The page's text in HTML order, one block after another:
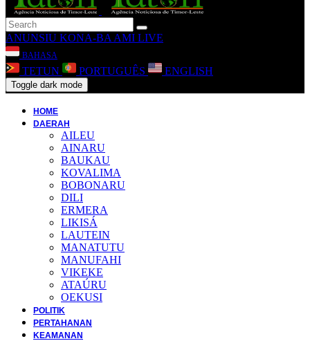
ANUNSIU KONA-BA AMI LIVE
BAHASA
TETUN PORTUGUÊS ENGLISH
Toggle dark mode
HOME
DAERAH
AILEU
AINARU
BAUKAU
KOVALIMA
BOBONARU
DILI
ERMERA
LIKISÁ
LAUTEIN
MANATUTU
MANUFAHI
VIKEKE
ATAÚRU
OEKUSI
POLITIK
PERTAHANAN
KEAMANAN